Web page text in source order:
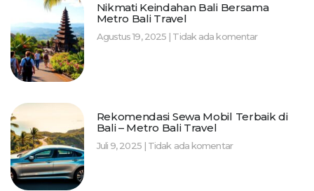
Nikmati Keindahan Bali Bersama
Metro Bali Travel
Agustus 19, 2025 Tidak ada komentar
Rekomendasi Sewa Mobil Terbaik di
Bali – Metro Bali Travel
Juli 9, 2025 Tidak ada komentar